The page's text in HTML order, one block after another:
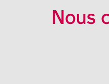
Nous